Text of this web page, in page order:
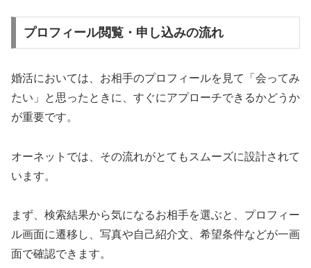
プロフィール閲覧・申し込みの流れ
婚活においては、お相手のプロフィールを見て「会ってみ
たい」と思ったときに、すぐにアプローチできるかどうか
が重要です。
オーネットでは、その流れがとてもスムーズに設計されて
います。
まず、検索結果から気になるお相手を選ぶと、プロフィー
ル画面に遷移し、写真や自己紹介文、希望条件などが一画
面で確認できます。